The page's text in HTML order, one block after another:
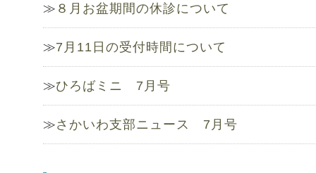
８月お盆期間の休診について
7月11日の受付時間について
ひろばミニ 7月号
さかいわ支部ニュース 7月号